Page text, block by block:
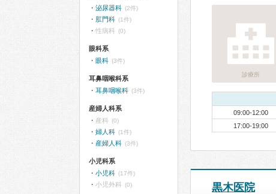
診療所
09:00-12:00
17:00-19:00
黒木医院
泌尿器科 (2件)
肛門科 (1件)
性病科 (0)
眼科系
眼科 (3件)
耳鼻咽喉科系
耳鼻咽喉科 (3件)
産婦人科系
産科 (0)
婦人科 (1件)
産婦人科 (3件)
小児科系
小児科 (17件)
小児外科 (0)